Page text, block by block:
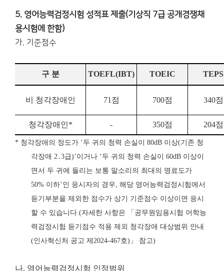
5. 영어능력검정시험 성적표 제출(기상직 7급 공개경쟁채
용시험에 한함)
가. 기준점수
구 분 TOEFL(IBT) TOEIC TEPS
비 청각장애인 71 점 700점 340점
청각장애인* - 350점 204점
* 청각장애의 정도가 ‘두 귀의 청력 손실이 80dB 이상(기존 청
각장애 2․3급)’이거나 ‘두 귀의 청력 손실이 60dB 이상이
면서 두 귀에 들리는 보통 말소리의 최대의 명료도가
50% 이하’인 응시자의 경우, 해당 영어능력검정시험에서
듣기부분을 제외한 점수가 상기 기준점수 이상이면 응시
할 수 있습니다.(자세한 사항은 「 공무원임용시험 어학능
력 검정시험 듣기점수 적용 제외 청각장애 대상범위 안내
(인사혁신처 공고 제 2024-467호) 」 참고)
나. 영어능력검정시험 인정범위